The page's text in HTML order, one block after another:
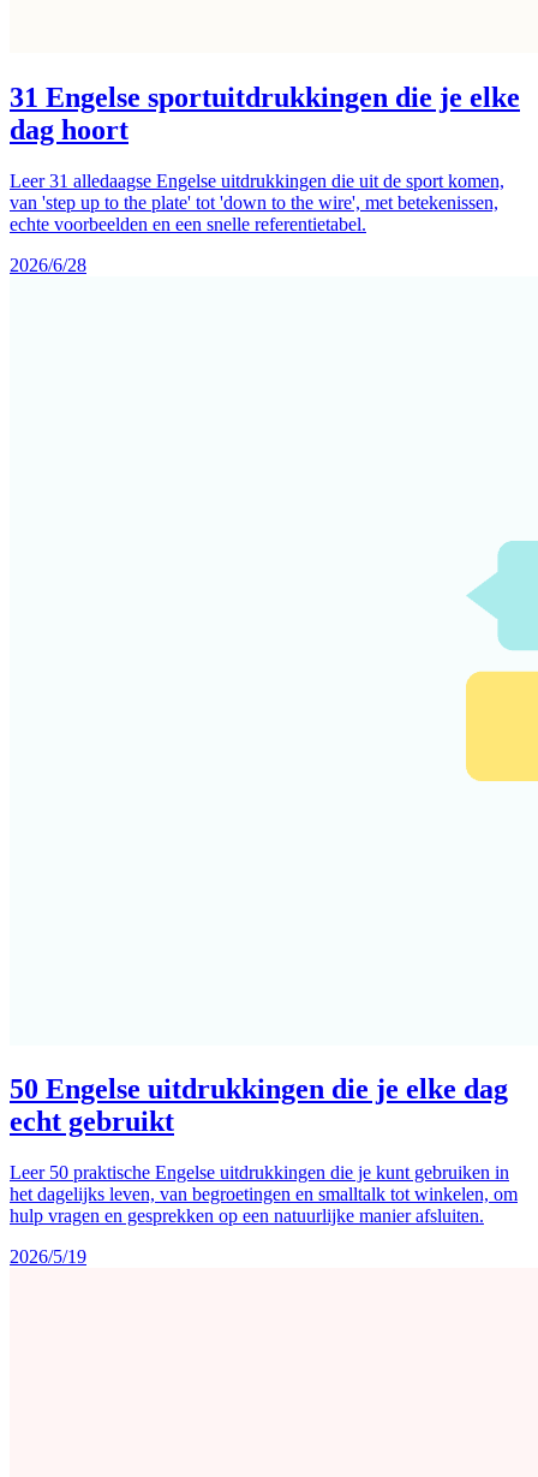
31 Engelse sportuitdrukkingen die je elke
dag hoort
Leer 31 alledaagse Engelse uitdrukkingen die uit de sport komen,
van 'step up to the plate' tot 'down to the wire', met betekenissen,
echte voorbeelden en een snelle referentietabel.
2026/6/28
50 Engelse uitdrukkingen die je elke dag
echt gebruikt
Leer 50 praktische Engelse uitdrukkingen die je kunt gebruiken in
het dagelijks leven, van begroetingen en smalltalk tot winkelen, om
hulp vragen en gesprekken op een natuurlijke manier afsluiten.
2026/5/19